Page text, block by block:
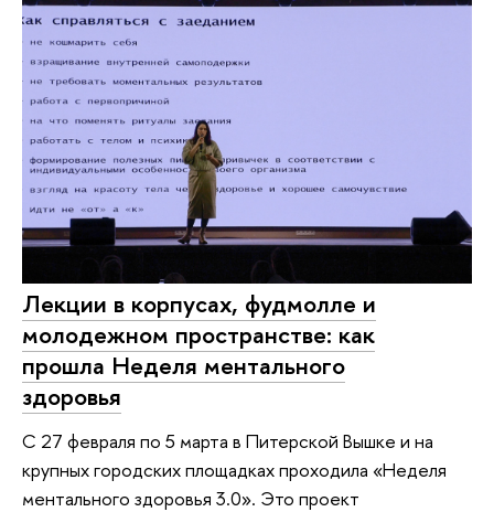
Лекции в корпусах, фудмолле и
молодежном пространстве: как
прошла Неделя ментального
здоровья
С 27 февраля по 5 марта в Питерской Вышке и на
крупных городских площадках проходила «Неделя
ментального здоровья 3.0». Это проект